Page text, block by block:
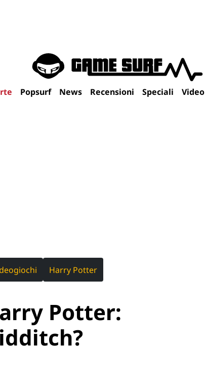
Popsurf News Recensioni Speciali Video
Harry Potter
Potter: